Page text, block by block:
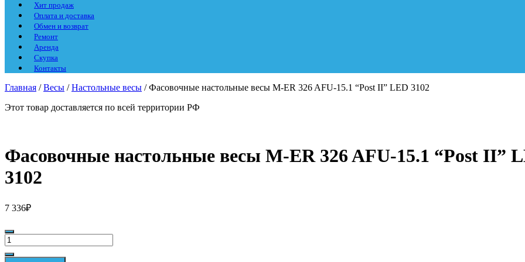
Хит продаж
Оплата и доставка
Обмен и возврат
Ремонт
Аренда
Скупка
Контакты
Главная /Весы /Настольные весы / Фасовочные настольные весы M-ER 326 AFU-15.1 “Post II” LED 3102
Этот товар доставляется по всей территории РФ
Фасовочные настольные весы M-ER 326 AFU-15.1 “Post II”
3102
7 336₽
Количество
Фасовочные
настольные